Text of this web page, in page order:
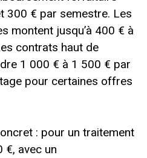
300 € par semestre. Les
montent jusqu’à 400 € à
contrats haut de
1 000 € à 1 500 € par
pour certaines offres
: pour un traitement
€, avec un